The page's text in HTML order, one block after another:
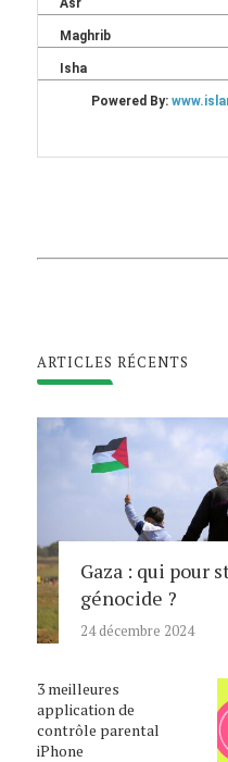
ARTICLES RÉCENTS
Gaza : qui pour
génocide ?
24 décembre 2024
3 meilleures
application de
contrôle parental
iPhone